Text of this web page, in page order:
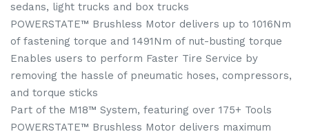
sedans, light trucks and box trucks
POWERSTATE™ Brushless Motor delivers up to 1016Nm
of fastening torque and 1491Nm of nut-busting torque
Enables users to perform Faster Tire Service by
removing the hassle of pneumatic hoses, compressors,
and torque sticks
Part of the M18™ System, featuring over 175+ Tools
POWERSTATE™ Brushless Motor delivers maximum